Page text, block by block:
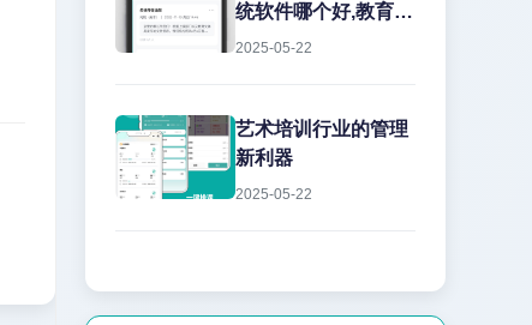
统软件哪个好,教育机
构管理软件怎么选?
2025-05-22
艺术培训行业的管理
新利器
2025-05-22